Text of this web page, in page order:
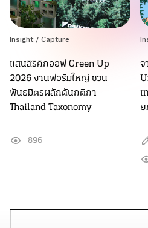
Insight / Capture
แสนสิริคิกออฟ Green Up
2026 งานฟอรัมใหญ่ ชวน
พันธมิตรผลักดันกติกา
Thailand Taxonomy
896
จ
เ